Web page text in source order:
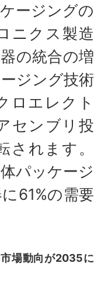
ージングの
ニクス製造
の統合の増
ジング技術
ロエレクト
センブリ投
されます。
パッケージ
61%の需要
場動向が2035に